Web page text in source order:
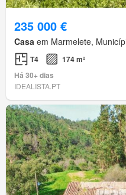
235 000 €
Casa em Marmelete,
T4
174 m²
Há 30+ dias
IDEALISTA.PT